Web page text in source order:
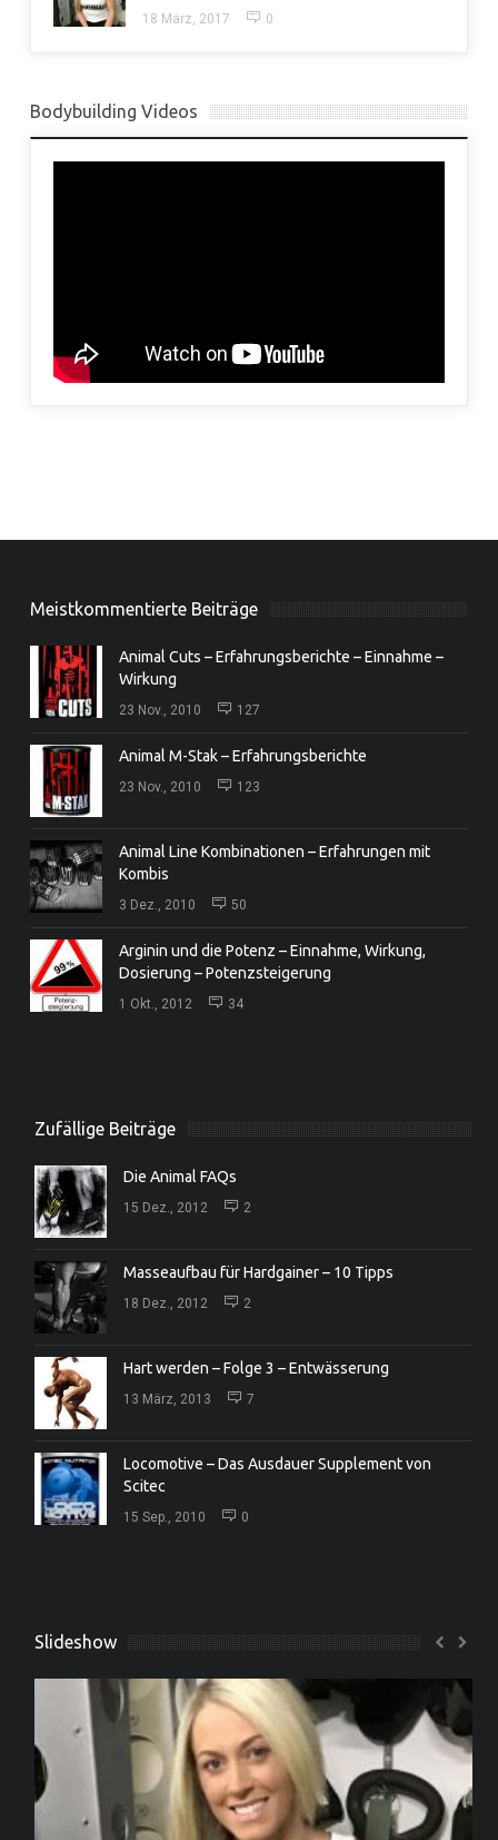
18 März, 2017 0
Bodybuilding Videos
Meistkommentierte Beiträge
Animal Cuts – Erfahrungsberichte – Einnahme –
Wirkung
23 Nov., 2010 127
Animal M-Stak – Erfahrungsberichte
23 Nov., 2010 123
Animal Line Kombinationen – Erfahrungen mit
Kombis
3 Dez., 2010 50
Arginin und die Potenz – Einnahme, Wirkung,
Dosierung – Potenzsteigerung
1 Okt., 2012 34
Zufällige Beiträge
Die Animal FAQs
15 Dez., 2012 2
Masseaufbau für Hardgainer – 10 Tipps
18 Dez., 2012 2
Hart werden – Folge 3 – Entwässerung
13 März, 2013 7
Locomotive – Das Ausdauer Supplement von
Scitec
15 Sep., 2010 0
Slideshow